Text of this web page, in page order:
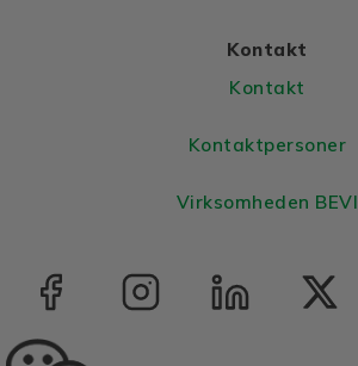
Kontakt
Kontakt
Kontaktpersoner
Virksomheden BEVI